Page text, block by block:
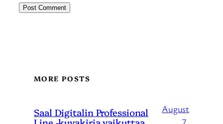
MORE POSTS
Saal Digitalin Professional
August